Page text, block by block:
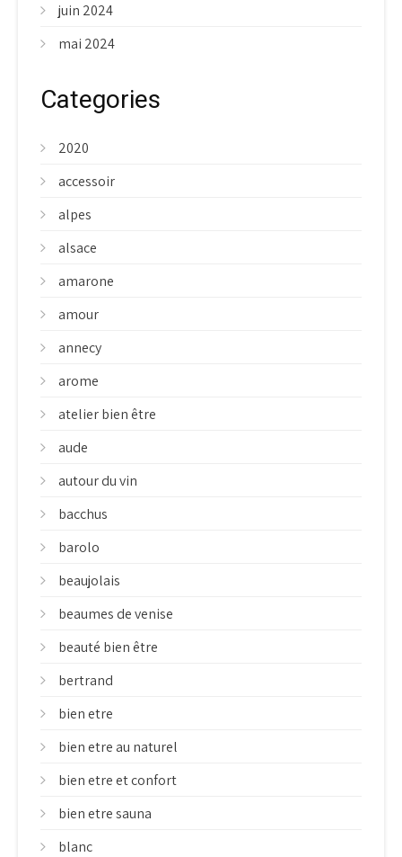
juin 2024
mai 2024
Categories
2020
accessoir
alpes
alsace
amarone
amour
annecy
arome
atelier bien être
aude
autour du vin
bacchus
barolo
beaujolais
beaumes de venise
beauté bien être
bertrand
bien etre
bien etre au naturel
bien etre et confort
bien etre sauna
blanc